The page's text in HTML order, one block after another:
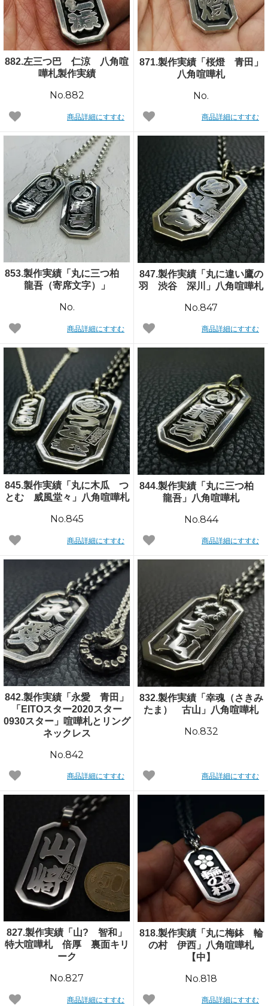
882.左三つ巴 仁涼 八角喧
嘩札製作実績
No.882
商品詳細にすすむ
871.製作実績「桜燈 青田」
八角喧嘩札
No.
商品詳細にすすむ
853.製作実績「丸に三つ柏
龍吾（寄席文字）」
No.
商品詳細にすすむ
847.製作実績「丸に違い鷹の
羽 渋谷 深川」八角喧嘩札
No.847
商品詳細にすすむ
845.製作実績「丸に木瓜 つ
とむ 威風堂々」八角喧嘩札
No.845
商品詳細にすすむ
844.製作実績「丸に三つ柏
龍吾」八角喧嘩札
No.844
商品詳細にすすむ
842.製作実績「永愛 青田」
「EITOスター2020スター
0930スター」喧嘩札とリング
ネックレス
No.842
商品詳細にすすむ
832.製作実績「幸魂（さきみ
たま） 古山」八角喧嘩札
No.832
商品詳細にすすむ
827.製作実績「山? 智和」
特大喧嘩札 倍厚 裏面キリ
ーク
No.827
商品詳細にすすむ
818.製作実績「丸に梅鉢 輪
の村 伊西」八角喧嘩札
【中】
No.818
商品詳細にすすむ